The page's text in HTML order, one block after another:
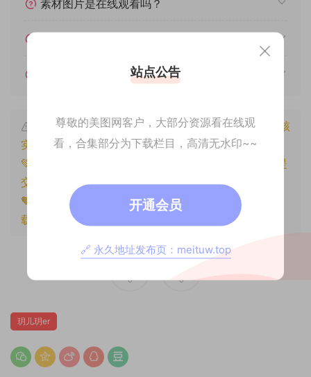
素材图片是在线观看吗？
遇见其他问题怎么办？
本文资源仅供个人参考学习，请勿批量搬运，一经核
实将封禁账号权限！
💚本文资源均来源网友分享，若侵犯了您的权益可以提
交工单处理。
🧡原文链接：
https://www.znjxg.com/703.html
载请注明出处。
0 0
玥儿玥er
站点公告
尊敬的美图网客户，大部分资源看在线观
看，合集部分为下载栏目，高清无水印~~
开通会员
🔗 永久地址发布页：meituw.top